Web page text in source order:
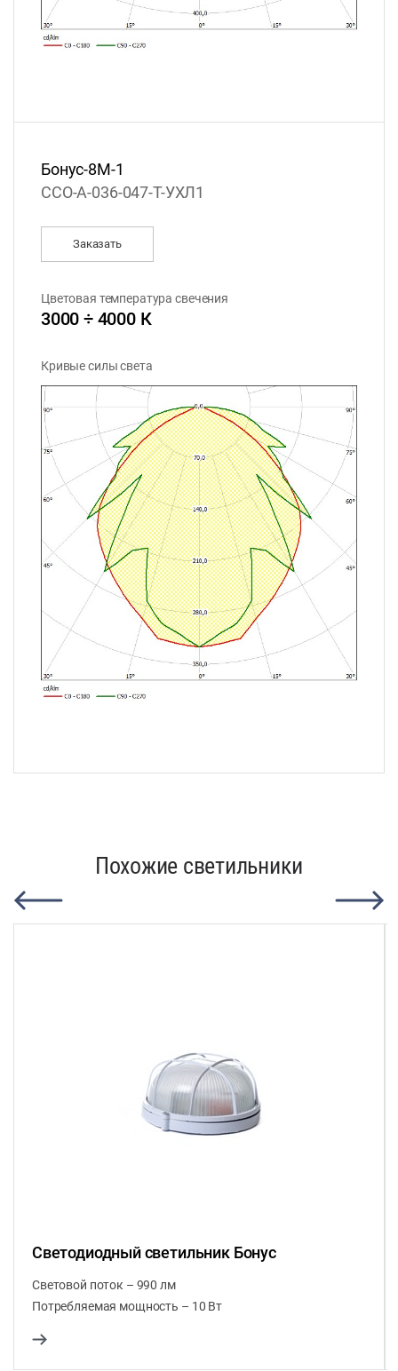
Бонус-8М-1
ССО-А-036-047-Т-УХЛ1
Заказать
Цветовая температура свечения
3000 ÷ 4000 К
Кривые силы света
Похожие светильники
Светодиодный светильник Бонус
Световой поток – 990 лм
Потребляемая мощность – 10 Вт